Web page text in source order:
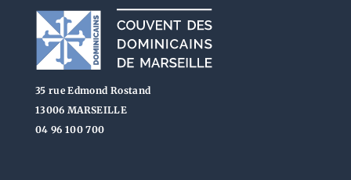
35 rue Edmond Rostand
13006 MARSEILLE
04 96 100 700